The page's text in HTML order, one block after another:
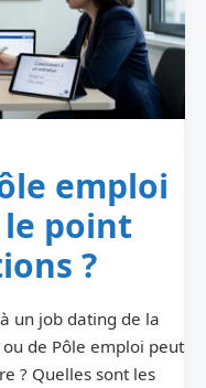
emploi
point
?
un job dating de la
de Pôle emploi peut
? Quelles sont les